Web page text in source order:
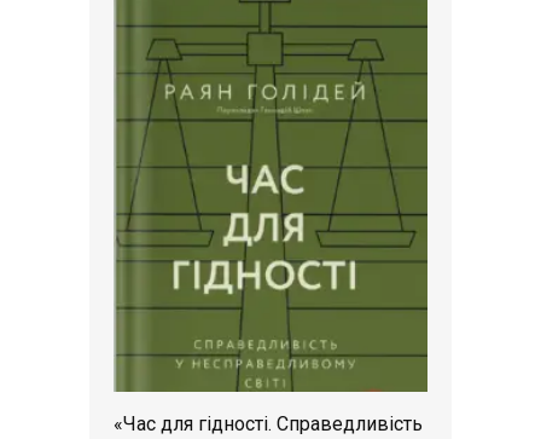
«Час для гідності. Справедливість